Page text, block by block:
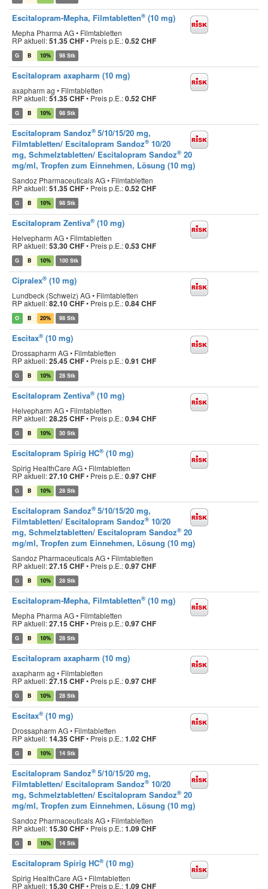
Escitalopram-Mepha, Filmtabletten® (10 mg)
Mepha Pharma AG • Filmtabletten
RP aktuell:51.35 CHF• Preis p.E.:0.52 CHF
G B 10% 98 Stk
Escitalopram axapharm (10 mg)
axapharm ag • Filmtabletten
RP aktuell:51.35 CHF• Preis p.E.:0.52 CHF
G B 10% 98 Stk
Escitalopram Sandoz® 5/10/15/20 mg,
Filmtabletten/ Escitalopram Sandoz® 10/20
mg, Schmelztabletten/ Escitalopram Sandoz® 20
mg/ml, Tropfen zum Einnehmen, Lösung (10 mg)
Sandoz Pharmaceuticals AG • Filmtabletten
RP aktuell:51.35 CHF• Preis p.E.:0.52 CHF
G B 10% 98 Stk
Escitalopram Zentiva® (10 mg)
Helvepharm AG • Filmtabletten
RP aktuell:53.30 CHF• Preis p.E.:0.53 CHF
G B 10% 100 Stk
Cipralex® (10 mg)
Lundbeck (Schweiz) AG • Filmtabletten
RP aktuell:82.10 CHF• Preis p.E.:0.84 CHF
O B 20% 98 Stk
Escitax® (10 mg)
Drossapharm AG • Filmtabletten
RP aktuell:25.45 CHF• Preis p.E.:0.91 CHF
G B 10% 28 Stk
Escitalopram Zentiva® (10 mg)
Helvepharm AG • Filmtabletten
RP aktuell:28.25 CHF• Preis p.E.:0.94 CHF
G B 10% 30 Stk
Escitalopram Spirig HC® (10 mg)
Spirig HealthCare AG • Filmtabletten
RP aktuell:27.10 CHF• Preis p.E.:0.97 CHF
G B 10% 28 Stk
Escitalopram Sandoz® 5/10/15/20 mg,
Filmtabletten/ Escitalopram Sandoz® 10/20
mg, Schmelztabletten/ Escitalopram Sandoz® 20
mg/ml, Tropfen zum Einnehmen, Lösung (10 mg)
Sandoz Pharmaceuticals AG • Filmtabletten
RP aktuell:27.15 CHF• Preis p.E.:0.97 CHF
G B 10% 28 Stk
Escitalopram-Mepha, Filmtabletten® (10 mg)
Mepha Pharma AG • Filmtabletten
RP aktuell:27.15 CHF• Preis p.E.:0.97 CHF
G B 10% 28 Stk
Escitalopram axapharm (10 mg)
axapharm ag • Filmtabletten
RP aktuell:27.15 CHF• Preis p.E.:0.97 CHF
G B 10% 28 Stk
Escitax® (10 mg)
Drossapharm AG • Filmtabletten
RP aktuell:14.35 CHF• Preis p.E.:1.02 CHF
G B 10% 14 Stk
Escitalopram Sandoz® 5/10/15/20 mg,
Filmtabletten/ Escitalopram Sandoz® 10/20
mg, Schmelztabletten/ Escitalopram Sandoz® 20
mg/ml, Tropfen zum Einnehmen, Lösung (10 mg)
Sandoz Pharmaceuticals AG • Filmtabletten
RP aktuell:15.30 CHF• Preis p.E.:1.09 CHF
G B 10% 14 Stk
Escitalopram Spirig HC® (10 mg)
Spirig HealthCare AG • Filmtabletten
RP aktuell:15.30 CHF• Preis p.E.:1.09 CHF